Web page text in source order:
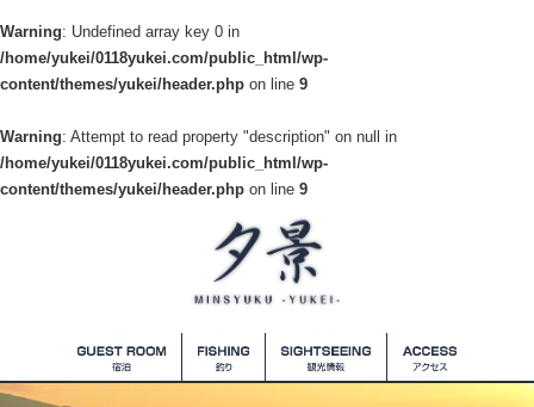
Warning: Undefined array key 0 in
/home/yukei/0118yukei.com/public_html/wp-
content/themes/yukei/header.php on line 9
Warning: Attempt to read property "description" on null in
/home/yukei/0118yukei.com/public_html/wp-
content/themes/yukei/header.php on line 9